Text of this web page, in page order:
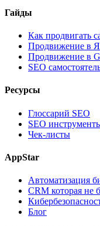
Гайды
Как продвигать
Продвижение в
Продвижение в
SEO
Ресурсы
Глоссарий SEO
SEO
Чек-листы
AppStar
Автоматизация
CRM которая не
Блог